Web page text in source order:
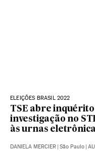
ELEIÇÕES BRASIL 2022
TSE abre
investigação no
às urnas
DANIELA MERCIER São Paulo